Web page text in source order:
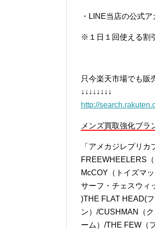
・LINE当店の公式
※１日１回使える割
只今楽天市場でも販
http://
メンズ買取強化ブラ
「アメカジレプリカ
FREEWHEELERS
McCOY（トイズマ
サーフ・チェスウ
)THE FLAT HEAD(